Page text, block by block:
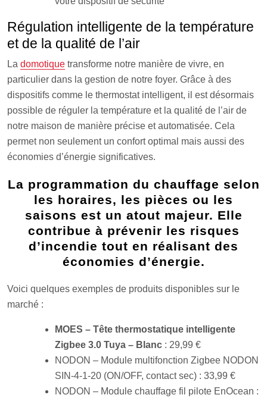
Régulation intelligente de la température
et de la qualité de l’air
La domotique transforme notre manière de vivre, en
particulier dans la gestion de notre foyer. Grâce à des
dispositifs comme le thermostat intelligent, il est désormais
possible de réguler la température et la qualité de l’air de
notre maison de manière précise et automatisée. Cela
permet non seulement un confort optimal mais aussi des
économies d’énergie significatives.
La programmation du chauffage selon
les horaires, les pièces ou les
saisons est un atout majeur. Elle
contribue à prévenir les risques
d’incendie tout en réalisant des
économies d’énergie.
Voici quelques exemples de produits disponibles sur le
marché :
MOES – Tête thermostatique intelligente
Zigbee 3.0 Tuya – Blanc : 29,99 €
NODON – Module multifonction Zigbee NODON
SIN-4-1-20 (ON/OFF, contact sec) : 33,99 €
NODON – Module chauffage fil pilote EnOcean :